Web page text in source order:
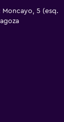
Moncayo, 5 (esq.